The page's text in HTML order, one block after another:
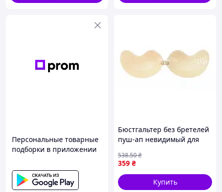
Персональные товарные
подборки в приложении
Бюстгальтер без бретелей
пуш-ап невидимый для
вечерних платьев и топов
FLAME
359 ₴
538.50₴
Купить